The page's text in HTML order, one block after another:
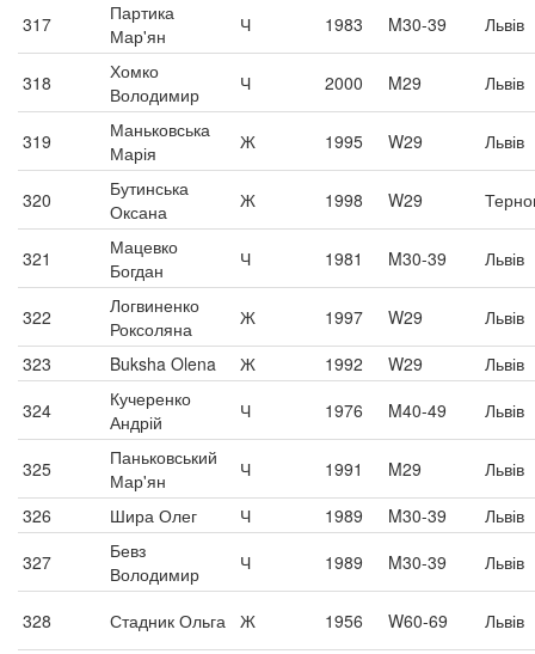
317
Партика
Мар'ян
Ч 1983 M30-39 Львів
318
Хомко
Володимир
Ч 2000 M29 Львів
319
Маньковська
Марія
Ж 1995 W29 Львів
320
Бутинська
Оксана
Ж 1998 W29
321
Мацевко
Богдан
Ч 1981 M30-39 Львів
322
Логвиненко
Роксоляна
Ж 1997 W29
Львів
323
Buksha Olena Ж 1992 W29
Львів
324
Кучеренко
Андрій
Ч 1976 M40-49 Львів
325
Паньковський
Мар'ян
Ч 1991 M29
Львів
326
Шира Олег Ч 1989 M30-39
Львів
327
Бевз
Володимир
Ч 1989 M30-39 Львів
328 Стадник Ольга Ж 1956 W60-69 Львів